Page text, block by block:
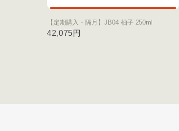
【定期購入・隔月】JB04 柚子 250ml
42,075円